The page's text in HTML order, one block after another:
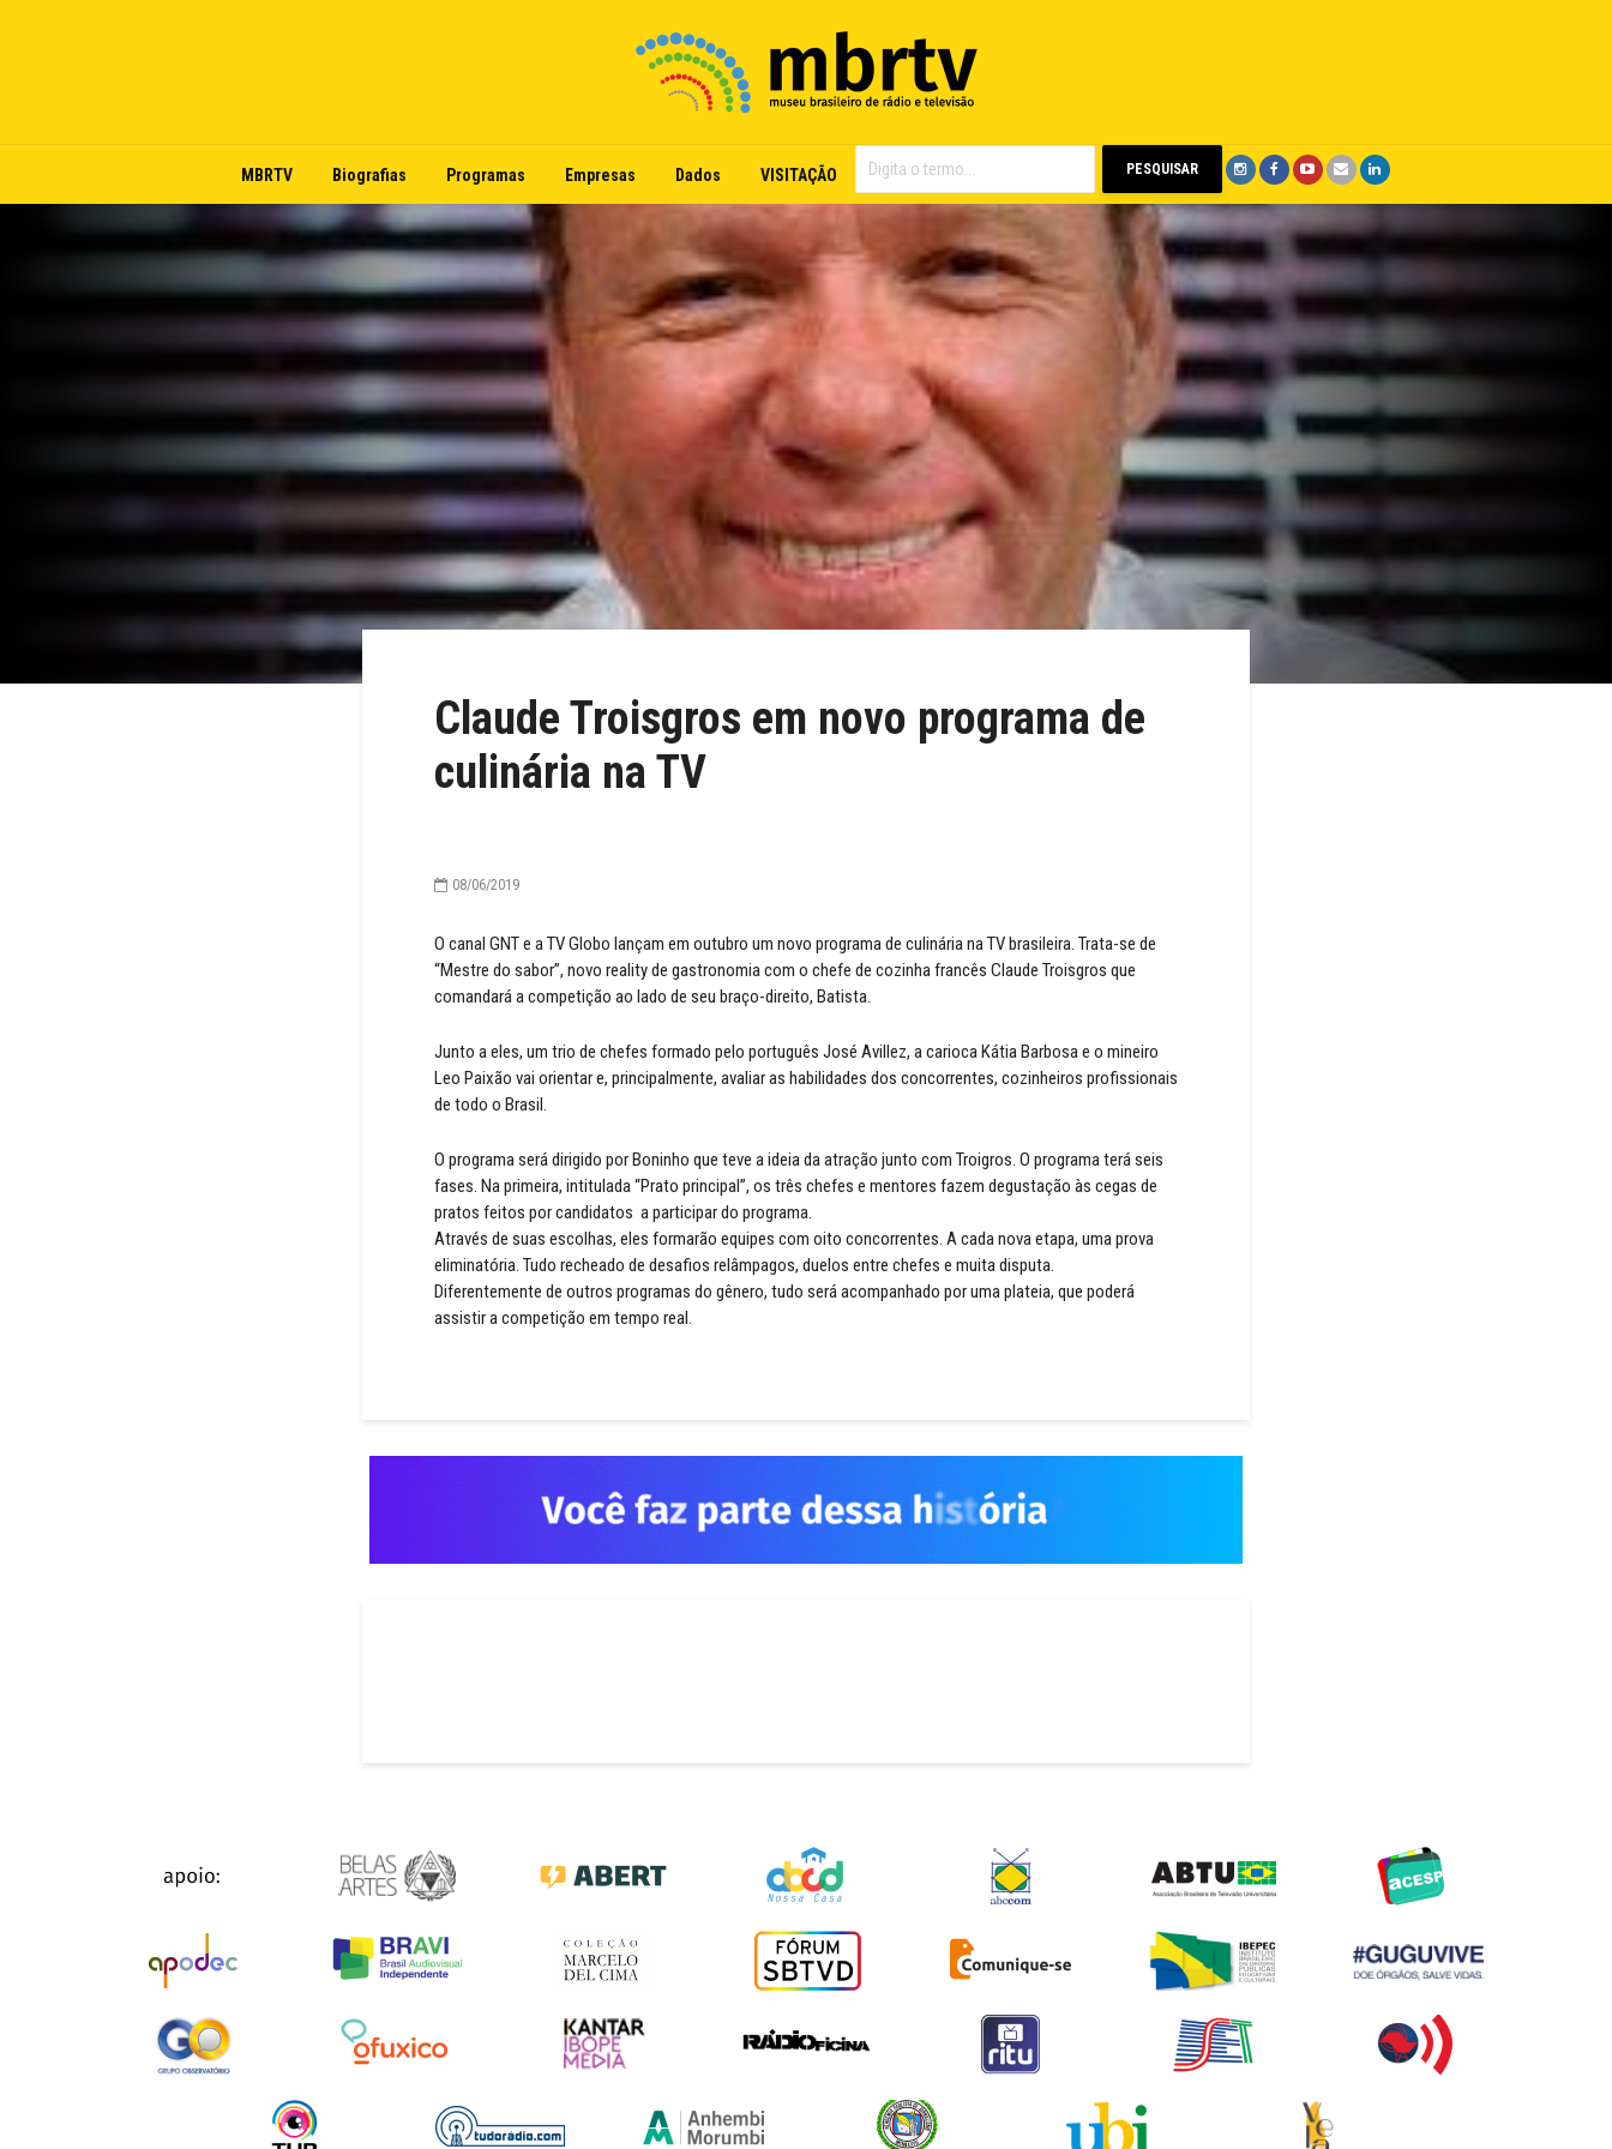
MBRTV Biografias Programas Empresas Dados VISITAÇÃO PESQUISAR
Claude Troisgros em novo programa de
culinária na TV
08/06/2019
O canal GNT e a TV Globo lançam em outubro um novo programa de culinária na TV brasileira. Trata-se de
“Mestre do sabor”, novo reality de gastronomia com o chefe de cozinha francês Claude Troisgros que
comandará a competição ao lado de seu braço-direito, Batista.
Junto a eles, um trio de chefes formado pelo português José Avillez, a carioca Kátia Barbosa e o mineiro
Leo Paixão vai orientar e, principalmente, avaliar as habilidades dos concorrentes, cozinheiros profissionais
de todo o Brasil.
O programa será dirigido por Boninho que teve a ideia da atração junto com Troigros. O programa terá seis
fases. Na primeira, intitulada “Prato principal”, os três chefes e mentores fazem degustação às cegas de
pratos feitos por candidatos a participar do programa.
Através de suas escolhas, eles formarão equipes com oito concorrentes. A cada nova etapa, uma prova
eliminatória. Tudo recheado de desafios relâmpagos, duelos entre chefes e muita disputa.
Diferentemente de outros programas do gênero, tudo será acompanhado por uma plateia, que poderá
assistir a competição em tempo real.